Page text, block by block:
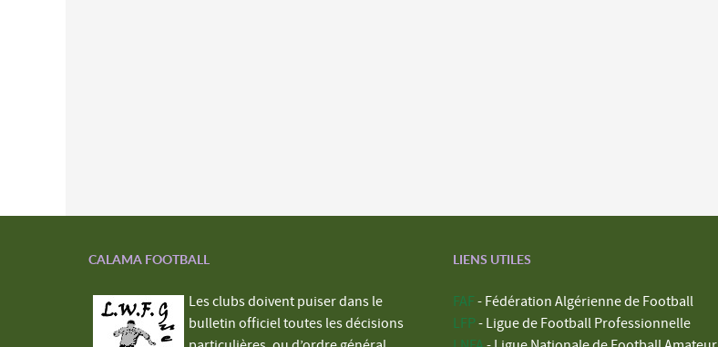
CALAMA FOOTBALL
Les clubs doivent puiser dans le
bulletin officiel toutes les décisions
LIENS UTILES
FAF - Fédération Algérienne de Football
LFP - Ligue de Football Professionnelle